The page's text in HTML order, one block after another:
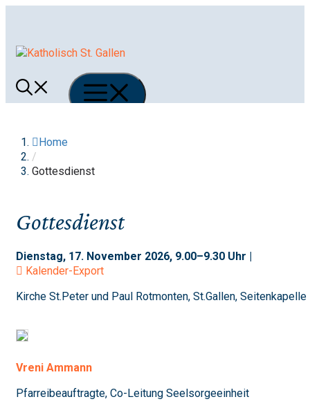
Menü
Home
/
Gottesdienst
Gottesdienst
Dienstag, 17. November 2026, 9.00–9.30 Uhr |
Kalender-Export
Kirche St.Peter und Paul Rotmonten, St.Gallen, Seitenkapelle
Vreni Ammann
Pfarreibeauftragte, Co-Leitung Seelsorgeeinheit